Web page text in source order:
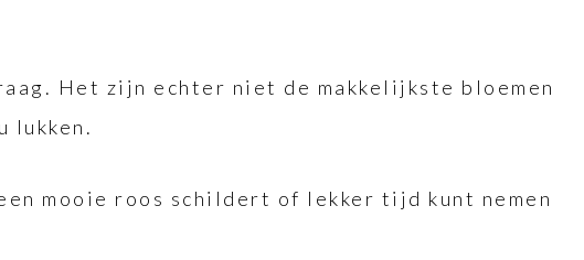
Het zijn echter niet de makkelijkste bloemen
lukken.
mooie roos schildert of lekker tijd kunt nemen